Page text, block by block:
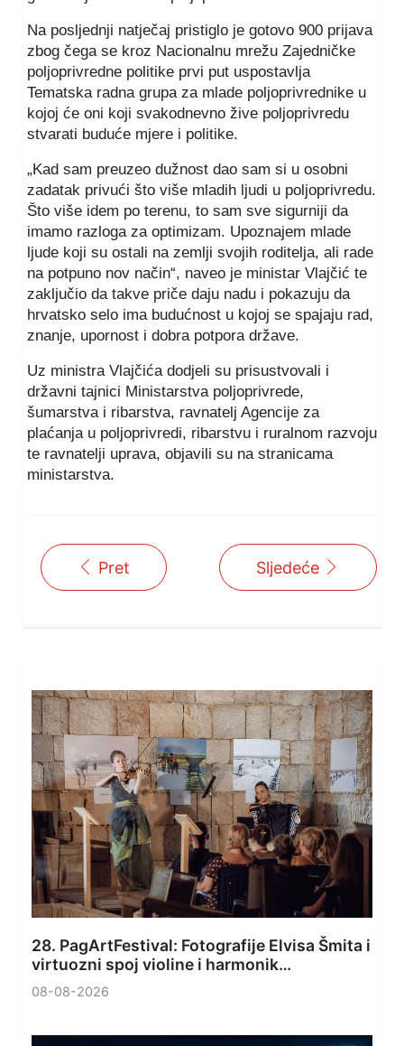
Na posljednji natječaj pristiglo je gotovo 900 prijava
zbog čega se kroz Nacionalnu mrežu Zajedničke
poljoprivredne politike prvi put uspostavlja
Tematska radna grupa za mlade poljoprivrednike u
kojoj će oni koji svakodnevno žive poljoprivredu
stvarati buduće mjere i politike.
„Kad sam preuzeo dužnost dao sam si u osobni
zadatak privući što više mladih ljudi u poljoprivredu.
Što više idem po terenu, to sam sve sigurniji da
imamo razloga za optimizam. Upoznajem mlade
ljude koji su ostali na zemlji svojih roditelja, ali rade
na potpuno nov način“, naveo je ministar Vlajčić te
zaključio da takve priče daju nadu i pokazuju da
hrvatsko selo ima budućnost u kojoj se spajaju rad,
znanje, upornost i dobra potpora države.
Uz ministra Vlajčića dodjeli su prisustvovali i
državni tajnici Ministarstva poljoprivrede,
šumarstva i ribarstva, ravnatelj Agencije za
plaćanja u poljoprivredi, ribarstvu i ruralnom razvoju
te ravnatelji uprava, objavili su na stranicama
ministarstva.
Pret Sljedeće
28. PagArtFestival: Fotografije Elvisa Šmita i
virtuozni spoj violine i harmonik…
08-08-2026